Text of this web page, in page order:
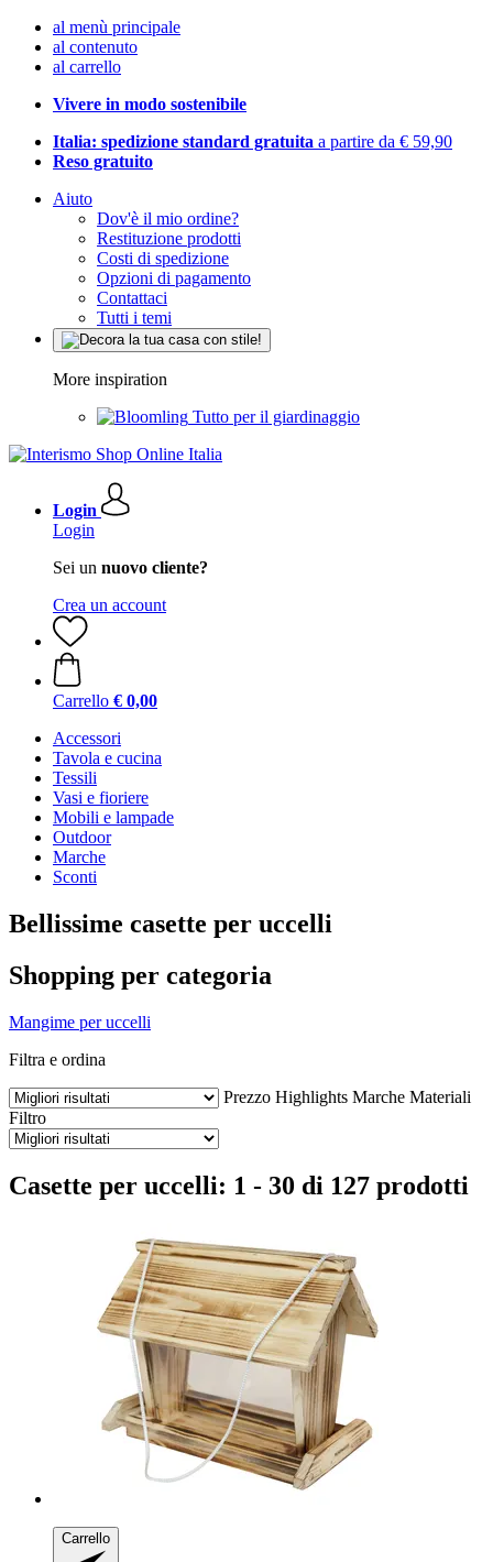
al menù principale
al contenuto
al carrello
Vivere in modo sostenibile
Italia: spedizione standard gratuita a partire da € 59,90
Reso gratuito
Aiuto
Dov'è il mio ordine?
Restituzione prodotti
Costi di spedizione
Opzioni di pagamento
Contattaci
Tutti i temi
More inspiration
Tutto per il giardinaggio
Login
Login
Sei un nuovo cliente?
Crea un account
Carrello € 0,00
Accessori
Tavola e cucina
Tessili
Vasi e fioriere
Mobili e lampade
Outdoor
Marche
Sconti
Bellissime casette per uccelli
Shopping per categoria
Mangime per uccelli
Filtra e ordina
Prezzo Highlights Marche Materiali
Filtro
Casette per uccelli: 1 - 30 di 127 prodotti
Carrello